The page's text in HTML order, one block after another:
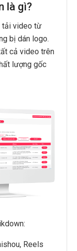
là gì?
tải video từ
bị dán logo.
cả video trên
lượng gốc
Reels